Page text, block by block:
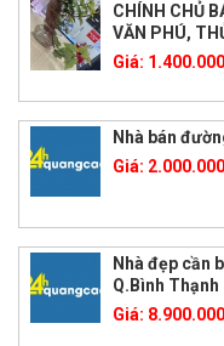
CHÍNH CHỦ
VĂN PHÚ,
Giá:
Nhà bán
Giá:
Nhà đẹp cần
Q.Bình Thạnh
Giá: